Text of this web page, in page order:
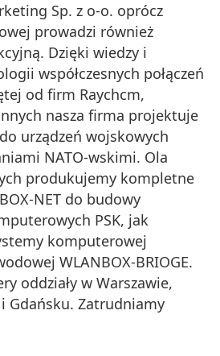
Sp. z o-o. oprócz
prowadzi również
Dzięki wiedzy i
współczesnych połączeń
od firm Raychcm,
nasza firma projektuje
urządzeń wojskowych
NATO-wskimi. Ola
produkujemy kompletne
NET do budowy
PSK, jak
komputerowej
WLANBOX-BRIOGE.
oddziały w Warszawie,
Gdańsku. Zatrudniamy